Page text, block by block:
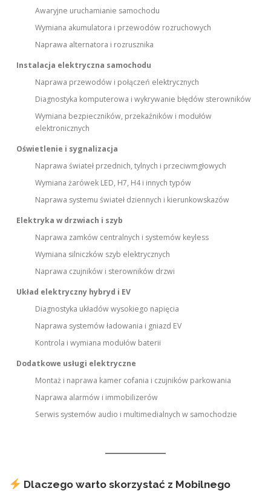
Awaryjne uruchamianie samochodu
Wymiana akumulatora i przewodów rozruchowych
Naprawa alternatora i rozrusznika
Instalacja elektryczna samochodu
Naprawa przewodów i połączeń elektrycznych
Diagnostyka komputerowa i wykrywanie błędów sterowników
Wymiana bezpieczników, przekaźników i modułów
elektronicznych
Oświetlenie i sygnalizacja
Naprawa świateł przednich, tylnych i przeciwmgłowych
Wymiana żarówek LED, H7, H4 i innych typów
Naprawa systemu świateł dziennych i kierunkowskazów
Elektryka w drzwiach i szyb
Naprawa zamków centralnych i systemów keyless
Wymiana silniczków szyb elektrycznych
Naprawa czujników i sterowników drzwi
Układ elektryczny hybryd i EV
Diagnostyka układów wysokiego napięcia
Naprawa systemów ładowania i gniazd EV
Kontrola i wymiana modułów baterii
Dodatkowe usługi elektryczne
Montaż i naprawa kamer cofania i czujników parkowania
Naprawa alarmów i immobilizerów
Serwis systemów audio i multimedialnych w samochodzie
Dlaczego warto skorzystać z Mobilnego